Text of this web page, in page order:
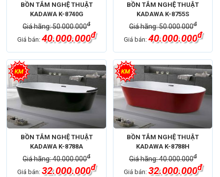
BỒN TẮM NGHỆ THUẬT
KADAWA K-8740G
Giá hãng: 50.000.000đ
Giá bán:40.000.000đ
BỒN TẮM NGHỆ THUẬT
KADAWA K-8755S
Giá hãng: 50.000.000đ
Giá bán: 40.000.000đ
BỒN TẮM NGHỆ THUẬT
KADAWA K-8788A
Giá hãng: 40.000.000đ
Giá bán:32.000.000đ
BỒN TẮM NGHỆ THUẬT
KADAWA K-8788H
Giá hãng: 40.000.000đ
Giá bán: 32.000.000đ